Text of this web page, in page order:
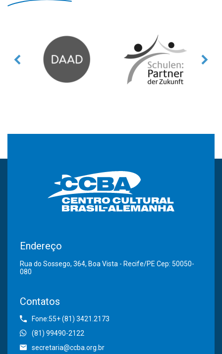
Endereço
Rua do Sossego, 364, Boa Vista - Recife/PE Cep: 50050-
080
Contatos
Fone:55+ (81) 3421.2173
(81) 99490-2122
secretaria@ccba.org.br